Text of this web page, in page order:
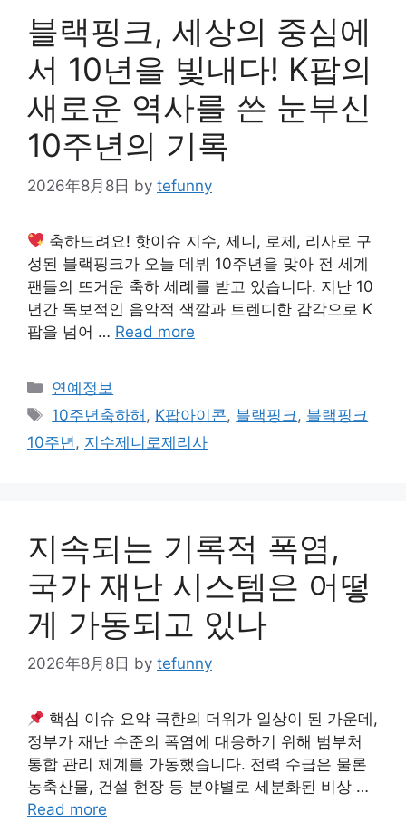
블랙핑크, 세상의 중심에
서 10년을 빛내다! K팝의
새로운 역사를 쓴 눈부신
10주년의 기록
2026年8月8日 by tefunny
축하드려요! 핫이슈 지수, 제니, 로제, 리사로 구
성된 블랙핑크가 오늘 데뷔 10주년을 맞아 전 세계
팬들의 뜨거운 축하 세례를 받고 있습니다. 지난 10
년간 독보적인 음악적 색깔과 트렌디한 감각으로 K
팝을 넘어 … Read more
Categories
연예정보
Tags
10주년축하해 , K팝아이콘, 블랙핑크 , 블랙핑크
10주년 , 지수제니로제리사
지속되는 기록적 폭염,
국가 재난 시스템은 어떻
게 가동되고 있나
2026年8月8日 by tefunny
핵심 이슈 요약 극한의 더위가 일상이 된 가운데,
정부가 재난 수준의 폭염에 대응하기 위해 범부처
통합 관리 체계를 가동했습니다. 전력 수급은 물론
농축산물, 건설 현장 등 분야별로 세분화된 비상 …
Read more